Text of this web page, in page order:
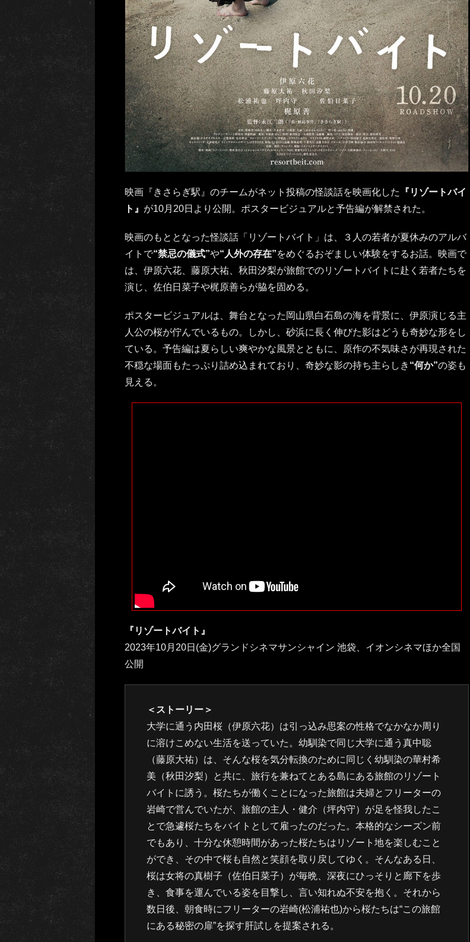
映画『きさらぎ駅』のチームがネット投稿の怪談話を映画化した
『リゾートバイ
ト』 が10月20日より公開。ポスタービジュアルと予告編が解禁された。
映画のもととなった怪談話「リゾートバイト」は、３人の若者が夏休みのアルバ
イトで“禁忌の儀式”や“人外の存在”をめぐるおぞましい体験をするお話。映画で
は、伊原六花、藤原大祐、秋田汐梨が旅館でのリゾートバイトに赴く若者たちを
演じ、佐伯日菜子や梶原善らが脇を固める。
ポスタービジュアルは、舞台となった岡山県白石島の海を背景に、伊原演じる主
人公の桜が佇んでいるもの。しかし、砂浜に長く伸びた影はどうも奇妙な形をし
ている。予告編は夏らしい爽やかな風景とともに、原作の不気味さが再現された
不穏な場面もたっぷり詰め込まれており、奇妙な影の持ち主らしき “何か”の姿も
見える。
『リゾートバイト』
2023年10月20日(金)グランドシネマサンシャイン 池袋、イオンシネマほか全国
公開
＜ストーリー＞
大学に通う内田桜（伊原六花）は引っ込み思案の性格でなかなか周り
に溶けこめない生活を送っていた。幼馴染で同じ大学に通う真中聡
（藤原大祐）は、そんな桜を気分転換のために同じく幼馴染の華村希
美（秋田汐梨）と共に、旅行を兼ねてとある島にある旅館のリゾート
バイトに誘う。桜たちが働くことになった旅館は夫婦とフリーターの
岩崎で営んでいたが、旅館の主人・健介（坪内守）が足を怪我したこ
とで急遽桜たちをバイトとして雇ったのだった。本格的なシーズン前
でもあり、十分な休憩時間があった桜たちはリゾート地を楽しむこと
ができ、その中で桜も自然と笑顔を取り戻してゆく。そんなある日、
桜は女将の真樹子（佐伯日菜子）が毎晩、深夜にひっそりと廊下を歩
き、食事を運んでいる姿を目撃し、言い知れぬ不安を抱く。それから
数日後、朝食時にフリーターの岩崎(松浦祐也)から桜たちは“この旅館
にある秘密の扉”を探す肝試しを提案される。